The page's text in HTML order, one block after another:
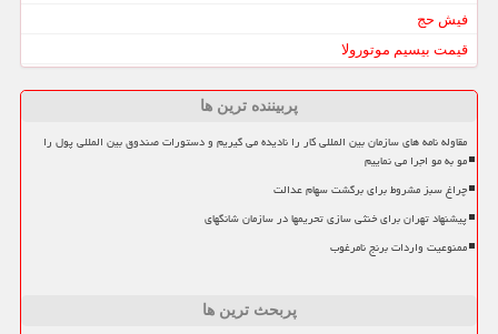
فیش حج
قیمت بیسیم موتورولا
پربیننده ترین ها
مقاوله نامه های سازمان بین المللی کار را نادیده می گیریم و دستورات صندوق بین المللی پول را
مو به مو اجرا می نماییم
چراغ سبز مشروط برای برگشت سهام عدالت
پیشنهاد تهران برای خنثی سازی تحریمها در سازمان شانگهای
ممنوعیت واردات برنج نامرغوب
پربحث ترین ها